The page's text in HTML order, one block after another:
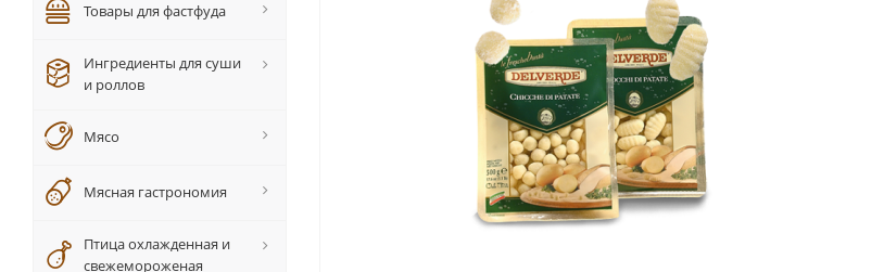
Товары для фастфуда
Ингредиенты для суши
и роллов
Мясо
Мясная гастрономия
Птица охлажденная и
свежемороженая